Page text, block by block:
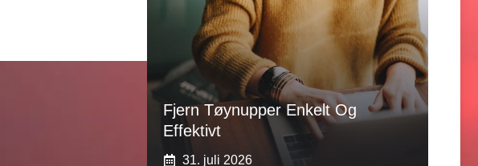
Fjern Tøynupper Enkelt Og
Effektivt
31. juli 2026